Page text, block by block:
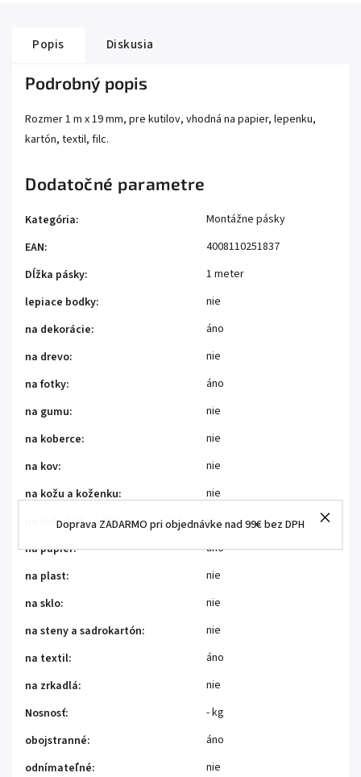
Doprava ZADARMO pri objednávke nad 99€ bez DPH
Popis Diskusia
Podrobný popis
Rozmer 1 m x 19 mm, pre kutilov, vhodná na papier, lepenku,
kartón, textil, filc.
Dodatočné parametre
Kategória:
Montážne pásky
EAN:
4008110251837
Dĺžka pásky:
1 meter
lepiace bodky:
nie
na dekorácie:
áno
na drevo:
nie
na fotky:
áno
na gumu:
nie
na koberce:
nie
na kov:
nie
na kožu a koženku:
nie
na led pásiky a lišty:
nie
na papier:
áno
na plast:
nie
na sklo:
nie
na steny a sadrokartón:
nie
na textil:
áno
na zrkadlá:
nie
Nosnosť:
- kg
obojstranné:
áno
odnímateľné:
nie